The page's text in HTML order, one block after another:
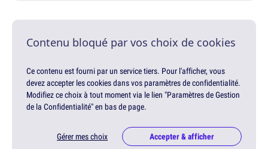
Contenu bloqué par vos choix de cookies
Ce contenu est fourni par un service tiers. Pour l'afficher, vous
devez accepter les cookies dans vos paramètres de confidentialité.
Modifiez ce choix à tout moment via le lien "Paramètres de Gestion
de la Confidentialité" en bas de page.
Gérer mes choix Accepter & afficher